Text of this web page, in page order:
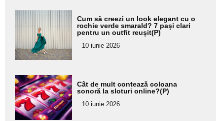
Adaugă
aici textul
pentru
subtitlu
Cum să creezi un look elegant cu o
rochie verde smarald? 7 pași clari
pentru un outfit reușit(P)
10 iunie 2026
Adaugă
aici textul
pentru
subtitlu
Cât de mult contează coloana
sonoră la sloturi online?(P)
10 iunie 2026